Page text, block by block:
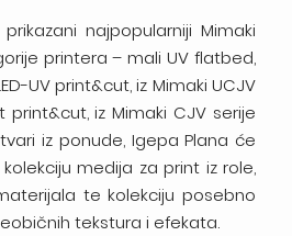
najpopularniji Mimaki
printera – mali UV flatbed,
UV print&cut, iz Mimaki UCJV
iz Mimaki CJV serije
iz ponude, Igepa Plana će
medija za print iz role,
te kolekciju posebno
tekstura i efekata.